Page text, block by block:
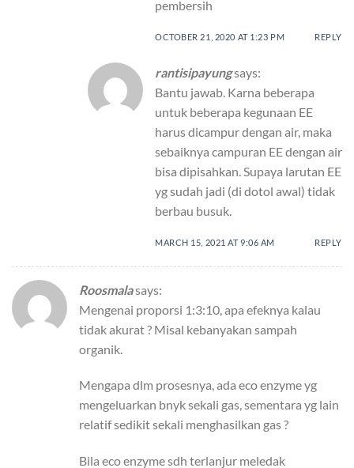
pembersih
OCTOBER 21, 2020 AT 1:23 PM REPLY
rantisipayungsays:
Bantu jawab. Karna beberapa
untuk beberapa kegunaan EE
harus dicampur dengan air, maka
sebaiknya campuran EE dengan air
bisa dipisahkan. Supaya larutan EE
yg sudah jadi (di dotol awal) tidak
berbau busuk.
MARCH 15, 2021 AT 9:06 AM REPLY
Roosmalasays:
Mengenai proporsi 1:3:10, apa efeknya kalau
tidak akurat ? Misal kebanyakan sampah
organik.
Mengapa dlm prosesnya, ada eco enzyme yg
mengeluarkan bnyk sekali gas, sementara yg lain
relatif sedikit sekali menghasilkan gas ?
Bila eco enzyme sdh terlanjur meledak